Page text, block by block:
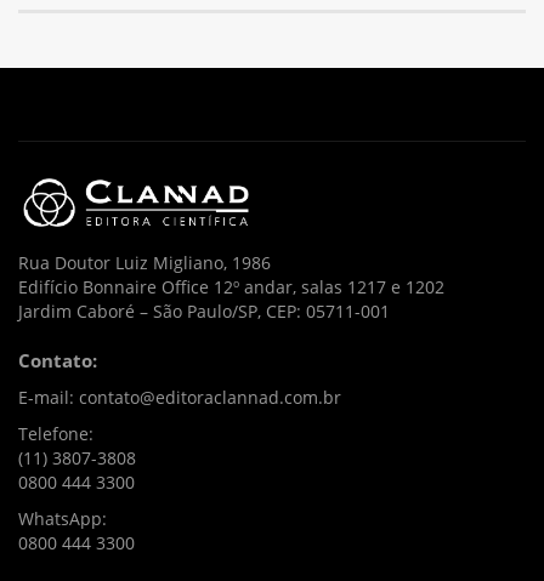
Rua Doutor Luiz Migliano, 1986
Edifício Bonnaire Office 12º andar, salas 1217 e 1202
Jardim Caboré – São Paulo/SP, CEP: 05711-001
Contato:
E-mail: contato@editoraclannad.com.br
Telefone:
(11) 3807-3808
0800 444 3300
WhatsApp:
0800 444 3300